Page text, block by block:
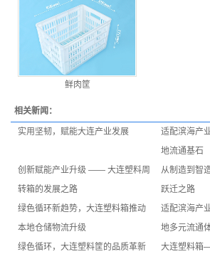
鲜肉筐
相关新闻：
实用坚韧，赋能大连产业发展
适配滨海产
地流通基石
创新赋能产业升级 —— 大连塑料周
转箱的发展之路
从制造到智
跃迁之路
绿色循环新趋势，大连塑料箱推动
本地仓储物流升级
适配滨海产
地多元流通
绿色循环，大连塑料筐的品质革新
大连塑料箱